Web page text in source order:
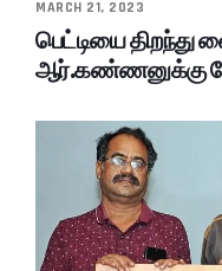
MARCH 21, 2023
பெட்டியை திறந்து
ஆர்.கண்ணனுக்கு